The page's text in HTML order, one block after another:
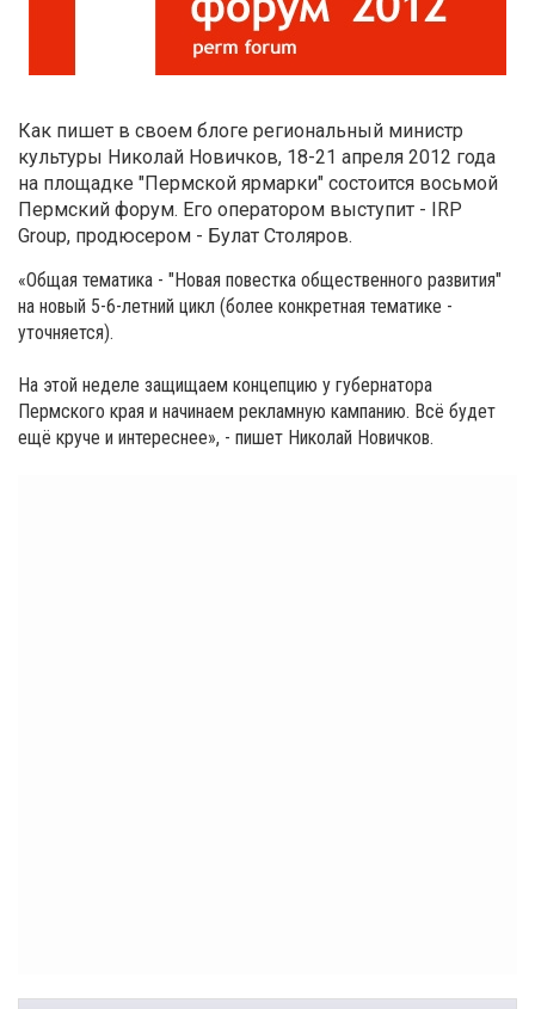
Как пишет в своем блоге региональный министр
культуры Николай Новичков, 18-21 апреля 2012 года
на площадке "Пермской ярмарки" состоится восьмой
Пермский форум. Его оператором выступит - IRP
Group, продюсером - Булат Столяров.
«Общая тематика - "Новая повестка общественного развития"
на новый 5-6-летний цикл (более конкретная тематике -
уточняется).
На этой неделе защищаем концепцию у губернатора
Пермского края и начинаем рекламную кампанию. Всё будет
ещё круче и интереснее», - пишет Николай Новичков.